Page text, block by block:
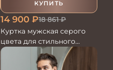
КУПИТЬ
14 900 ₽18 861₽
Куртка мужская серого
цвета для стильного
образа